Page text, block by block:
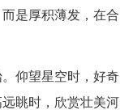
是厚积薄发，在合
仰望星空时，好奇
眺时，欣赏壮美河